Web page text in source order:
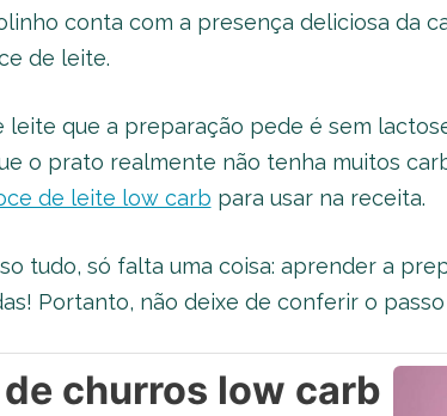
conta com a presença deliciosa da
de leite.
leite que a preparação pede é sem
o prato realmente não tenha muitos
de leite low carb para usar na receita.
tudo, só falta uma coisa: aprender a
Portanto, não deixe de conferir o passo
churros low carb